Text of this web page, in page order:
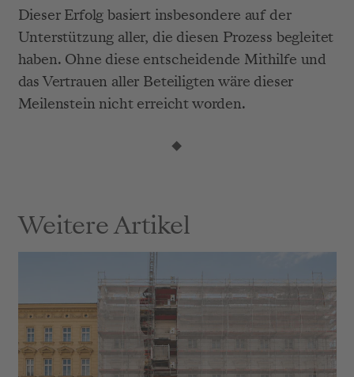
Dieser Erfolg basiert insbesondere auf der
Unterstützung aller, die diesen Prozess begleitet
haben. Ohne diese entscheidende Mithilfe und
das Vertrauen aller Beteiligten wäre dieser
Meilenstein nicht erreicht worden.
Weitere Artikel